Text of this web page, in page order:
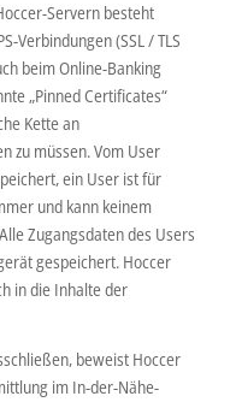
Servern besteht
Verbindungen (SSL / TLS
beim Online-Banking
„Pinned Certificates“
Kette an
zu müssen. Vom User
ein User ist für
und kann keinem
Zugangsdaten des Users
gespeichert. Hoccer
in die Inhalte der
beweist Hoccer
im In-der-Nähe-